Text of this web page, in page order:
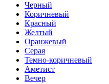
Черный
Коричневый
Красный
Желтый
Оранжевый
Серая
Темно-коричневый
Аметист
Вечер